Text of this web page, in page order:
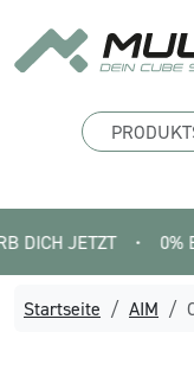
JETZT • 0% E-BIKE
Startseite AIM